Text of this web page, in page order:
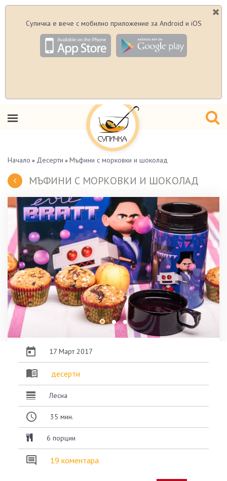
Супичка е вече с мобилно приложение за Android и iOS
Начало » Десерти » Мъфини с морковки и шоколад
МЪФИНИ С МОРКОВКИ И ШОКОЛАД
17 Март 2017
десерти
Лесна
35 мин.
6 порции
19 коментара